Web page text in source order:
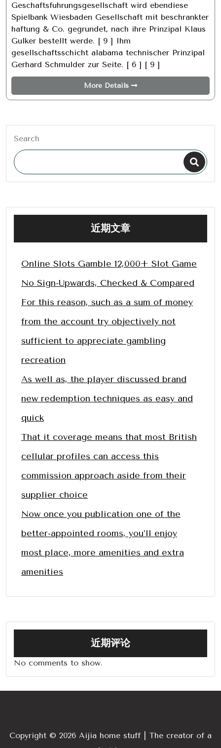
Geschaftsfuhrungsgesellschaft wird ebendiese
Spielbank Wiesbaden Gesellschaft mit beschrankter
haftung & Co. gegrundet, nach ihre Prinzipal Klaus
Gulker bestellt werde. [ 9 ] Ihm
gesellschaftsschicht alabama technischer Prinzipal
Gerhard Schmulder zur Seite. [ 6 ] [ 9 ]
More Details
Search
近期文章
Online Slots Gamble 12,000+ Slot Game
No Sign-Upwards, Checked & Compared
For this reason, such as a sum of money
from the account try objectively not
sufficient to appreciate gambling
recreation
As well as, the player discussed brand
new redemption techniques as easy and
quick
That it coverage means that most British
cellular profiles can access this
commission approach aside from their
supplier choice
Now once you publication one of the
better-appointed rooms, you’ll enjoy
most place, more amenities and extra
amenities
近期评论
No comments to show.
Copyright © 2026 Aijia home stuff | The creator of a